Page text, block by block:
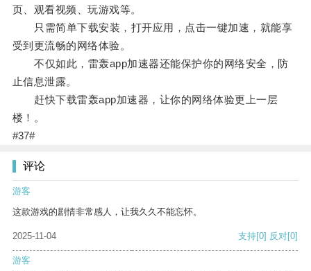
页、观看视频、玩游戏等。
只需简单下载安装，打开应用，点击一键加速，就能享
受到更流畅的网络体验。
不仅如此，雷轰app加速器还能保护你的网络安全，防
止信息泄露。
赶快下载雷轰app加速器，让你的网络体验更上一层
楼！。
#37#
评论
游客
这款游戏的剧情非常感人，让我久久不能忘怀。
2025-11-04 支持[0] 反对[0]
游客